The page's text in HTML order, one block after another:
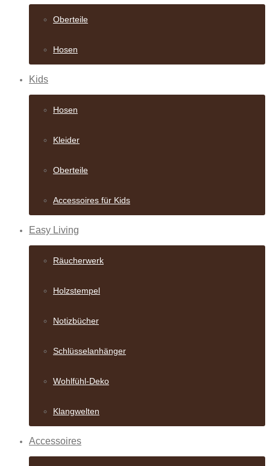
Oberteile
Hosen
Kids
Hosen
Kleider
Oberteile
Accessoires für Kids
Easy Living
Räucherwerk
Holzstempel
Notizbücher
Schlüsselanhänger
Wohlfühl-Deko
Klangwelten
Accessoires